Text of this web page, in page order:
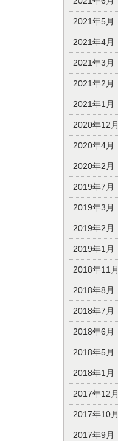
2021年5月
2021年4月
2021年3月
2021年2月
2021年1月
2020年12月
2020年4月
2020年2月
2019年7月
2019年3月
2019年2月
2019年1月
2018年11月
2018年8月
2018年7月
2018年6月
2018年5月
2018年1月
2017年12月
2017年10月
2017年9月